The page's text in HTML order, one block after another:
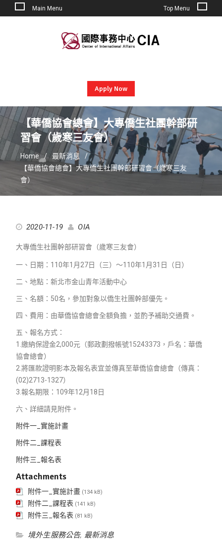
Main Menu Top Menu
Apply Now
【華僑協會總會】大專僑生社團幹部研
習會（歲寒三友會）
Home
最新消息
【華僑協會總會】大專僑生社團幹部研習會（歲寒三友
會）
2020-11-19 OIA
大專僑生社團幹部研習會（ 歲寒三友會）
一、日期：110年1月27日（三）～110年1月31日（日）
二、地點：新北市金山青年活動中心
三、名額：50名，參加對象以僑生社團幹部優先。
四、費用：由華僑協會總會全額負擔，並酌予補助交通費。
五、報名方式：
1.繳納保證金2,000元（郵政劃撥帳號15243373，戶名：華僑
協會總會）
2.將匯款證明影本及報名表宜並傳真至華僑協會總會（傳真：
(02)2713-1327）
3.報名期限：109年12月18日
六、詳細請見附件。
附件一_實施計畫
附件二_課程表
附件三_報名表
Attachments
附件一_實施計畫 (134 kB)
附件二_課程表 (141 kB)
附件三_報名表 (81 kB)
境外生服務公告, 最新消息